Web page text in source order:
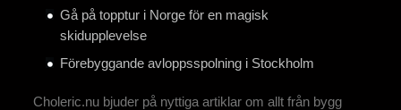
Gå på topptur i Norge för en magisk
skidupplevelse
Förebyggande avloppsspolning i Stockholm
Choleric.nu bjuder på nyttiga artiklar om allt från bygg